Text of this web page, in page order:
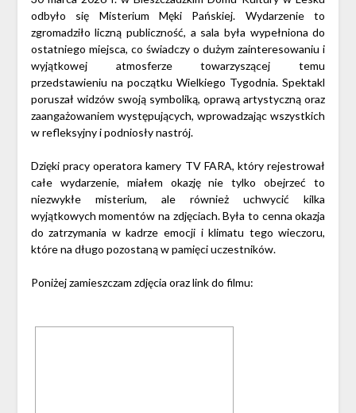
odbyło się Misterium Męki Pańskiej. Wydarzenie to
zgromadziło liczną publiczność, a sala była wypełniona do
ostatniego miejsca, co świadczy o dużym zainteresowaniu i
wyjątkowej atmosferze towarzyszącej temu
przedstawieniu na początku Wielkiego Tygodnia. Spektakl
poruszał widzów swoją symboliką, oprawą artystyczną oraz
zaangażowaniem występujących, wprowadzając wszystkich
w refleksyjny i podniosły nastrój.
Dzięki pracy operatora kamery TV FARA, który rejestrował
całe wydarzenie, miałem okazję nie tylko obejrzeć to
niezwykłe misterium, ale również uchwycić kilka
wyjątkowych momentów na zdjęciach. Była to cenna okazja
do zatrzymania w kadrze emocji i klimatu tego wieczoru,
które na długo pozostaną w pamięci uczestników.
Poniżej zamieszczam zdjęcia oraz link do filmu: